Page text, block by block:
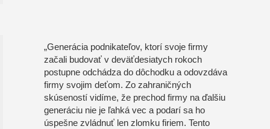
„Generácia podnikateľov, ktorí svoje firmy
začali budovať v deväťdesiatych rokoch
postupne odchádza do dôchodku a odovzdáva
firmy svojim deťom. Zo zahraničných
skúseností vidíme, že prechod firmy na ďalšiu
generáciu nie je ľahká vec a podarí sa ho
úspešne zvládnuť len zlomku firiem. Tento